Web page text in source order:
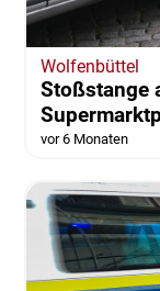
Wolfenbüttel
Stoßstange
vor 6 Monaten